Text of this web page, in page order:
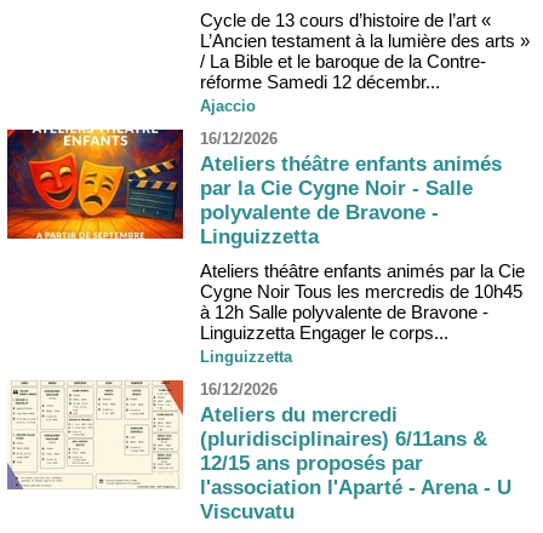
Cycle de 13 cours d’histoire de l’art «
L’Ancien testament à la lumière des arts »
/ La Bible et le baroque de la Contre-
réforme Samedi 12 décembr...
Ajaccio
16/12/2026
Ateliers théâtre enfants animés
par la Cie Cygne Noir - Salle
polyvalente de Bravone -
Linguizzetta
Ateliers théâtre enfants animés par la Cie
Cygne Noir Tous les mercredis de 10h45
à 12h Salle polyvalente de Bravone -
Linguizzetta Engager le corps...
Linguizzetta
16/12/2026
Ateliers du mercredi
(pluridisciplinaires) 6/11ans &
12/15 ans proposés par
l'association l'Aparté - Arena - U
Viscuvatu